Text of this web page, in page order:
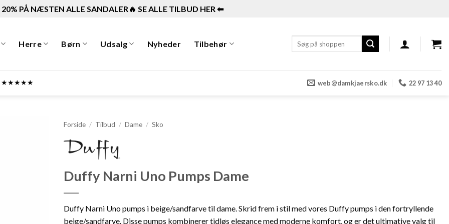
20% PÅ NÆSTEN ALLE SANDALER🔥 SE ALLE TILBUD HER ⬅︎
Herre Børn Udsalg Nyheder Tilbehør
efter:
★★★★★ web@damkjaersko.dk 22 97 13 40
Forside / Tilbud / Dame / Sko
Duffy Narni Uno Pumps Dame
Duffy Narni Uno pumps i beige/sandfarve til dame. Skrid frem i stil med vores Duffy pumps i den fortryllende
beige/sandfarve. Disse pumps kombinerer tidløs elegance med moderne komfort, og er det ultimative valg til